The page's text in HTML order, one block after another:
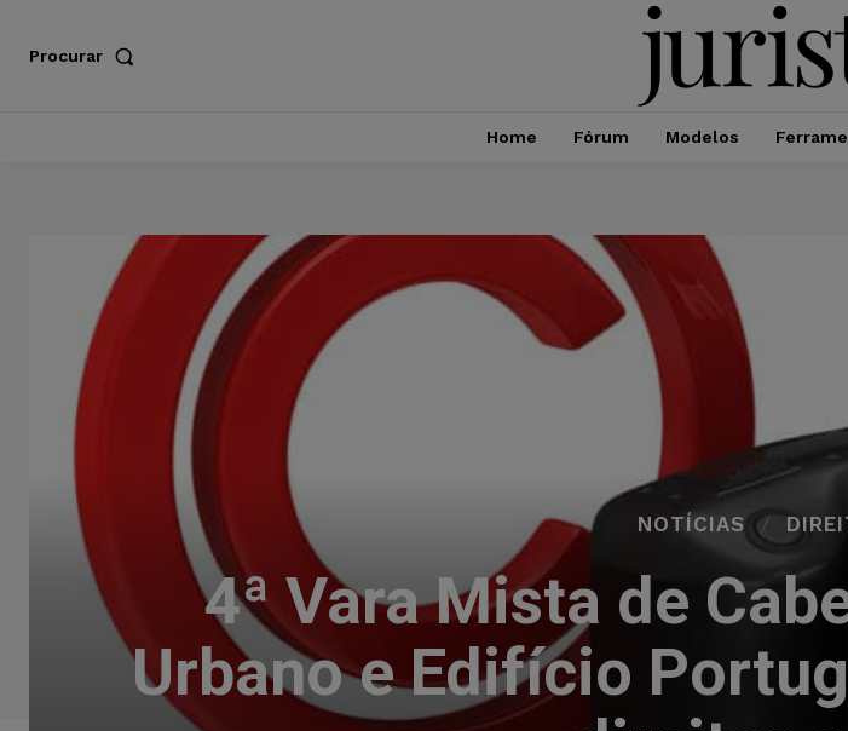
Procurar
Home Fórum Modelos
NOTÍCIAS
4ª Vara Mista de
Urbano e Edifício